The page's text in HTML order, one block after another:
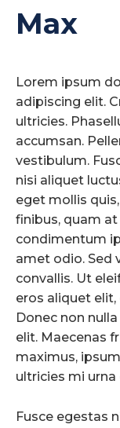
Max
Lorem ipsum
adipiscing elit.
ultricies.
accumsan.
vestibulum.
nisi aliquet
eget mollis
finibus, quam
condimentum
amet odio. Sed
convallis. Ut
eros aliquet
Donec non
elit. Maecenas
maximus,
ultricies mi urna
Fusce egestas